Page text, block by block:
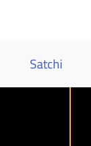
Satchi